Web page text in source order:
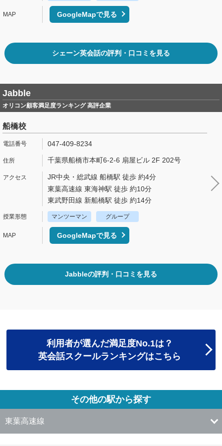
GoogleMapで見る
シェーン英会話の評判・口コミを見る
Jabble
オリコン顧客満足度ランキング 高評企業
船橋校
047-409-8234
千葉県船橋市本町6-2-6 扇屋ビル 2F 202号
JR中央・総武線 船橋駅 徒歩 約4分
東葉高速線 東海神駅 徒歩 約10分
東武野田線 新船橋駅 徒歩 約14分
マンツーマン グループ
GoogleMapで見る
Jabbleの評判・口コミを見る
利用者が選んだ満足度No.1は？
英会話スクールランキングはこちら
その他の駅から探す
東葉高速線